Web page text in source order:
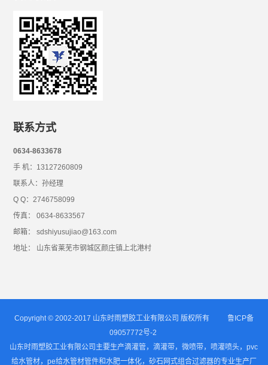
联系方式
0634-8633678
手 机：13127260809
联系人：孙经理
Q Q：2746758099
传真： 0634-8633567
邮箱： sdshiyusujiao@163.com
地址： 山东省莱芜市钢城区颜庄镇上北港村
Copyright © 2002-2017 山东时雨塑胶工业有限公司 版权所有
鲁ICP备
09057772号-2
山东时雨塑胶工业有限公司主要生产滴灌管，滴灌带，微喷带，喷灌喷头，pvc
给水管材，pe给水管材管件和水肥一体化，砂石网式组合过滤器的专业生产厂